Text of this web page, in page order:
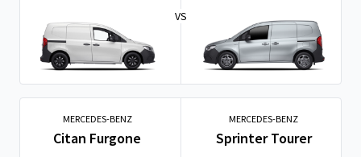
VS
MERCEDES-BENZ
Citan Furgone
MERCEDES-BENZ
Sprinter Tourer